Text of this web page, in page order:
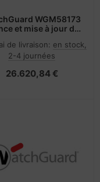
WGM58173
et mise à jour de
année(s)
de livraison: en stock,
2-4 journées
26.620,84 €